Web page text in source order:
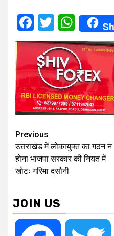
Facebook
Twitter
Continue
Reading
Previous
उत्तराखंड में लोकायुक्त का गठन न
होना भाजपा सरकार की नियत में
खोटः गरिमा दसौनी
JOIN US